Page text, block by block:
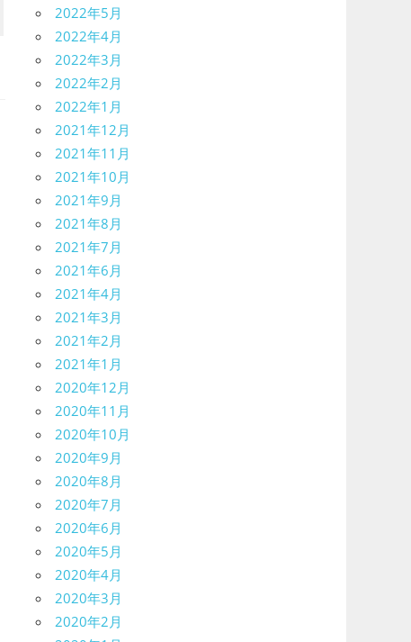
2022年5月
2022年4月
2022年3月
2022年2月
2022年1月
2021年12月
2021年11月
2021年10月
2021年9月
2021年8月
2021年7月
2021年6月
2021年4月
2021年3月
2021年2月
2021年1月
2020年12月
2020年11月
2020年10月
2020年9月
2020年8月
2020年7月
2020年6月
2020年5月
2020年4月
2020年3月
2020年2月